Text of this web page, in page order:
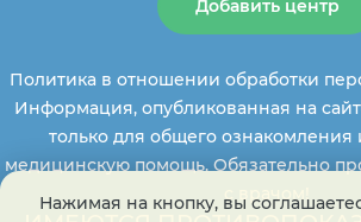
Добавить центр
Политика в отношении обработки
Информация, опубликованная на
только для общего ознакомления
медицинскую помощь. Обязательно
Нажимая на кнопку, вы